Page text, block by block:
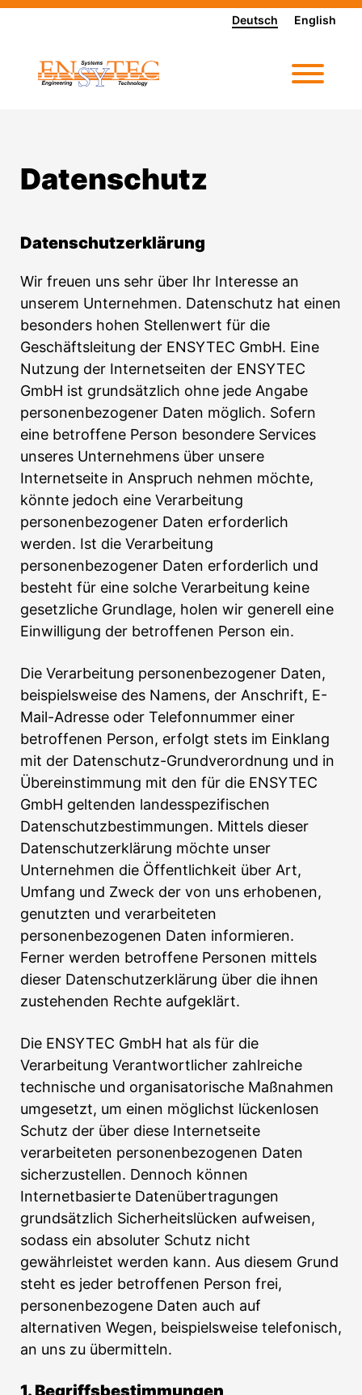
Deutsch English
Datenschutz
Datenschutzerklärung
Wir freuen uns sehr über Ihr Interesse an
unserem Unternehmen. Datenschutz hat einen
besonders hohen Stellenwert für die
Geschäftsleitung der ENSYTEC GmbH. Eine
Nutzung der Internetseiten der ENSYTEC
GmbH ist grundsätzlich ohne jede Angabe
personenbezogener Daten möglich. Sofern
eine betroffene Person besondere Services
unseres Unternehmens über unsere
Internetseite in Anspruch nehmen möchte,
könnte jedoch eine Verarbeitung
personenbezogener Daten erforderlich
werden. Ist die Verarbeitung
personenbezogener Daten erforderlich und
besteht für eine solche Verarbeitung keine
gesetzliche Grundlage, holen wir generell eine
Einwilligung der betroffenen Person ein.
Die Verarbeitung personenbezogener Daten,
beispielsweise des Namens, der Anschrift, E-
Mail-Adresse oder Telefonnummer einer
betroffenen Person, erfolgt stets im Einklang
mit der Datenschutz-Grundverordnung und in
Übereinstimmung mit den für die ENSYTEC
GmbH geltenden landesspezifischen
Datenschutzbestimmungen. Mittels dieser
Datenschutzerklärung möchte unser
Unternehmen die Öffentlichkeit über Art,
Umfang und Zweck der von uns erhobenen,
genutzten und verarbeiteten
personenbezogenen Daten informieren.
Ferner werden betroffene Personen mittels
dieser Datenschutzerklärung über die ihnen
zustehenden Rechte aufgeklärt.
Die ENSYTEC GmbH hat als für die
Verarbeitung Verantwortlicher zahlreiche
technische und organisatorische Maßnahmen
umgesetzt, um einen möglichst lückenlosen
Schutz der über diese Internetseite
verarbeiteten personenbezogenen Daten
sicherzustellen. Dennoch können
Internetbasierte Datenübertragungen
grundsätzlich Sicherheitslücken aufweisen,
sodass ein absoluter Schutz nicht
gewährleistet werden kann. Aus diesem Grund
steht es jeder betroffenen Person frei,
personenbezogene Daten auch auf
alternativen Wegen, beispielsweise telefonisch,
an uns zu übermitteln.
1. Begriffsbestimmungen